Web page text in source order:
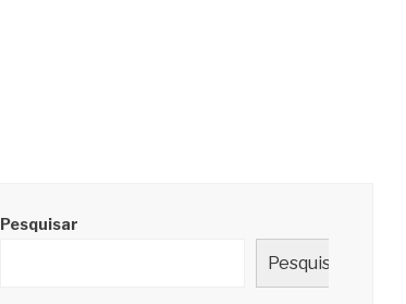
Pesquisar
Pesquisar